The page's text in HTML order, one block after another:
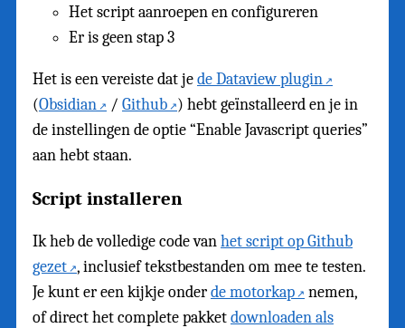
Het script aanroepen en configureren
Er is geen stap 3
Het is een vereiste dat jede Dataview plugin
(Obsidian / Github ) hebt geïnstalleerd en je in
de instellingen de optie “Enable Javascript queries”
aan hebt staan.
Script installeren
Ik heb de volledige code vanhet script op Github
gezet , inclusief tekstbestanden om mee te testen.
Je kunt er een kijkje onderde motorkap
nemen,
of direct het complete pakketdownloaden als